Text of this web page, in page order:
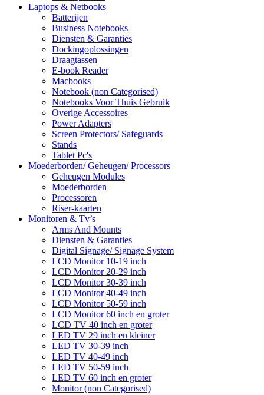
Laptops & Netbooks
Batterijen
Business Notebooks
Diensten & Garanties
Dockingoplossingen
Draagtassen
E-book Reader
Macbooks
Notebook (non Categorised)
Notebooks Voor Thuis Gebruik
Overige Accessoires
Power Adapters
Screen Protectors/ Safeguards
Stands
Tablet Pc's
Moederborden/ Geheugen/ Processors
Geheugen Modules
Moederborden
Processoren
Riser-kaarten
Monitoren & Tv’s
Arms And Mounts
Diensten & Garanties
Digital Signage/ Signage System
LCD Monitor 10-19 inch
LCD Monitor 20-29 inch
LCD Monitor 30-39 inch
LCD Monitor 40-49 inch
LCD Monitor 50-59 inch
LCD Monitor 60 inch en groter
LCD TV 40 inch en groter
LED TV 29 inch en kleiner
LED TV 30-39 inch
LED TV 40-49 inch
LED TV 50-59 inch
LED TV 60 inch en groter
Monitor (non Categorised)